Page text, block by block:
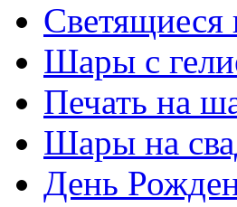
Шары с
Печать на
Шары на
День